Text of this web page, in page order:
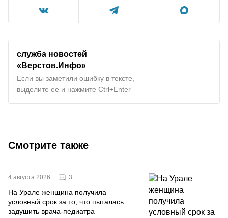
служба новостей
«Верстов.Инфо»
Если вы заметили ошибку в тексте,
выделите ее и нажмите Ctrl+Enter
Смотрите также
4 августа 2026 3
На Урале женщина получила
условный срок за то, что пыталась
задушить врача-педиатра